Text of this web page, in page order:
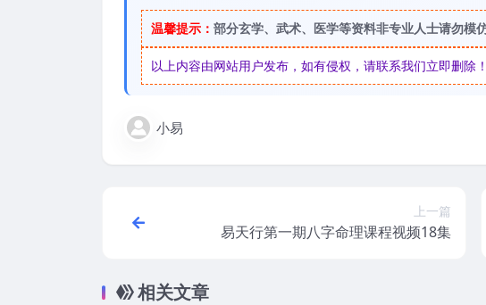
温馨提示： 部分玄学、武术、医学等资料非专业人士请勿模
以上内容由网站用户发布，如有侵权，请联系我们立即删除
小易
上一篇
易天行第一期八字命理课程视频18集
相关文章